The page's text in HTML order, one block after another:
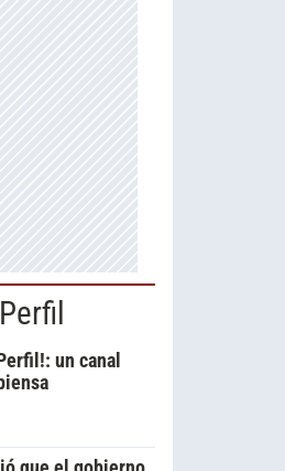
un canal